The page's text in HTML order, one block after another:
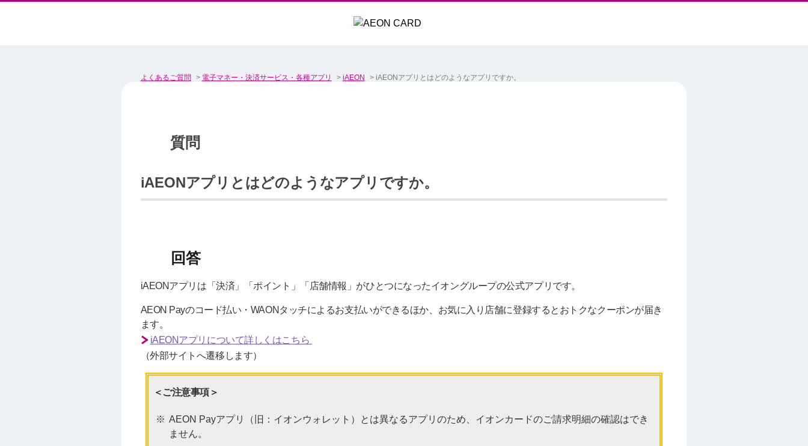
よくあるご質問 > 電子マネー・決済サービス・各種アプリ > iAEON > iAEONアプリとはどのようなアプリですか。
iAEONアプリとはどのようなアプリですか。
iAEONアプリは「決済」「ポイント」「店舗情報」がひとつになったイオングループの公式アプリです。
AEON Payのコード払い・WAONタッチによるお支払いができるほか、お気に入り店舗に登録するとおトクなクーポンが届き
ます。
iAEONアプリについて詳しくはこちら
（外部サイトへ遷移します）
＜ご注意事項＞
AEON Payアプリ（旧：イオンウォレット）とは異なるアプリのため、イオンカードのご請求明細の確認はでき
ません。